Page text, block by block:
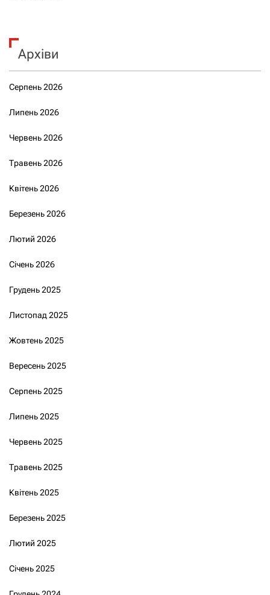
Архіви
Серпень 2026
Липень 2026
Червень 2026
Травень 2026
Квітень 2026
Березень 2026
Лютий 2026
Січень 2026
Грудень 2025
Листопад 2025
Жовтень 2025
Вересень 2025
Серпень 2025
Липень 2025
Червень 2025
Травень 2025
Квітень 2025
Березень 2025
Лютий 2025
Січень 2025